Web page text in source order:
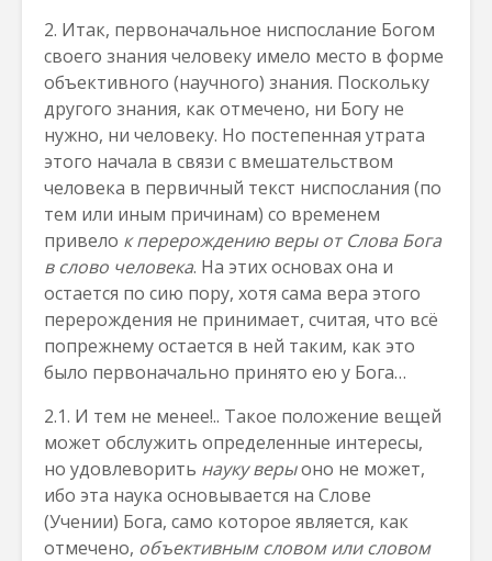
2. Итак, первоначальное ниспослание Богом
своего знания человеку имело место в форме
объективного (научного) знания. Поскольку
другого знания, как отмечено, ни Богу не
нужно, ни человеку. Но постепенная утрата
этого начала в связи с вмешательством
человека в первичный текст ниспослания (по
тем или иным причинам) со временем
привело к перерождению веры от Слова Бога
в слово человека. На этих основах она и
остается по сию пору, хотя сама вера этого
перерождения не принимает, считая, что всё
попрежнему остается в ней таким, как это
было первоначально принято ею у Бога…
2.1. И тем не менее!.. Такое положение вещей
может обслужить определенные интересы,
но удовлеворить науку верыоно не может,
ибо эта наука основывается на Слове
(Учении) Бога, само которое является, как
отмечено, объективным словом или словом